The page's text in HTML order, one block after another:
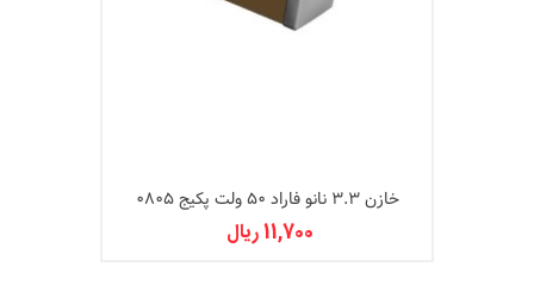
خازن 3.3 نانو فاراد 50 ولت پکیج 0805
11,700 ریال